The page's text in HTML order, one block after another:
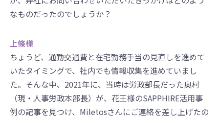
なものだったのでしょうか？
上條様
ちょうど、通勤交通費と在宅勤務手当の見直しを進めて
いたタイミングで、社内でも情報収集を進めていまし
た。そんな中、2021年に、当時は労政部長だった奥村
（現・人事労政本部長）が、花王様のSAPPHIRE活用事
例の記事を見つけ、Miletosさんにご連絡を差し上げたの